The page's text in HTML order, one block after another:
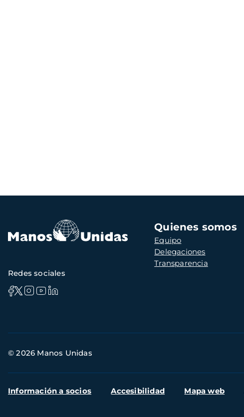
Navegación
principal
Quienes somos
Equipo
Delegaciones
Transparencia
Redes sociales
de
© 2026 Manos Unidas
Menú
Información a socios Accesibilidad Mapa web